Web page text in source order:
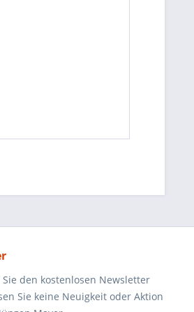
den kostenlosen Newsletter
Sie keine Neuigkeit oder Aktion